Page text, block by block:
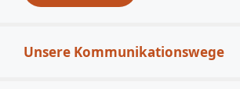
Unsere Kommunikationswege